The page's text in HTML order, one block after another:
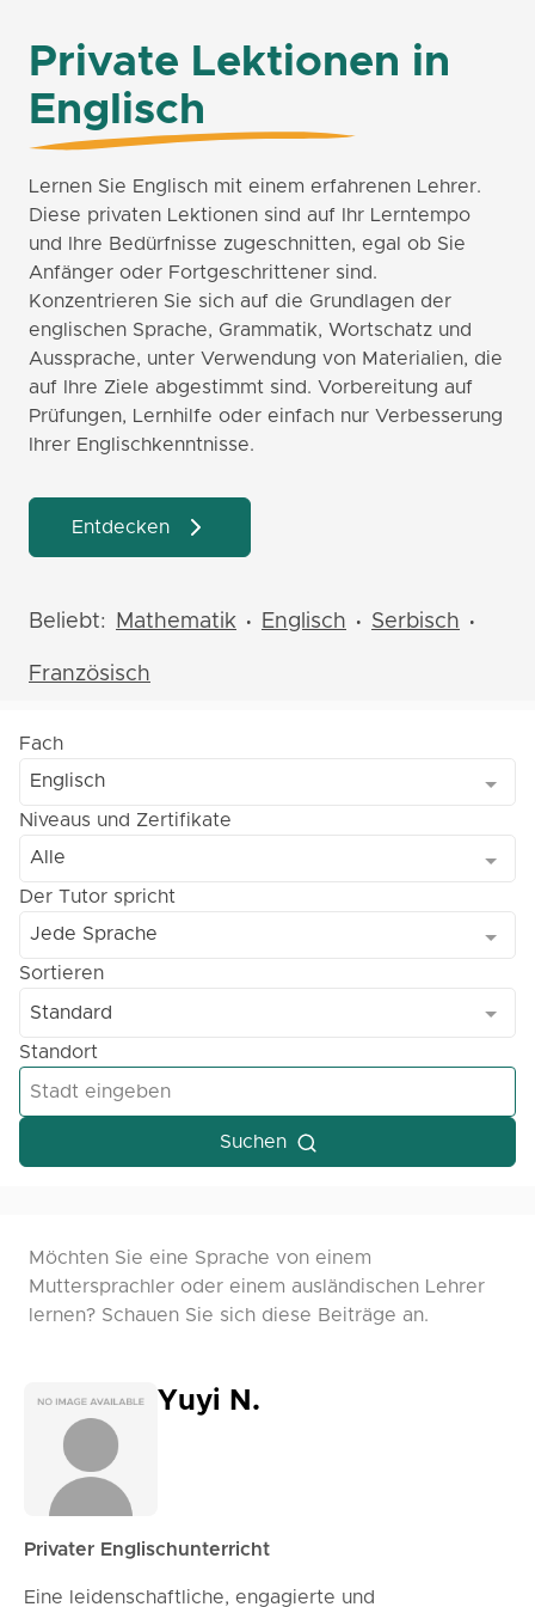
Private Lektionen in
Englisch
Lernen Sie Englisch mit einem erfahrenen Lehrer.
Diese privaten Lektionen sind auf Ihr Lerntempo
und Ihre Bedürfnisse zugeschnitten, egal ob Sie
Anfänger oder Fortgeschrittener sind.
Konzentrieren Sie sich auf die Grundlagen der
englischen Sprache, Grammatik, Wortschatz und
Aussprache, unter Verwendung von Materialien, die
auf Ihre Ziele abgestimmt sind. Vorbereitung auf
Prüfungen, Lernhilfe oder einfach nur Verbesserung
Ihrer Englischkenntnisse.
Entdecken
Beliebt: Mathematik • Englisch • Serbisch •
Französisch
Fach
Englisch
Niveaus und Zertifikate
Alle
Der Tutor spricht
Jede Sprache
Sortieren
Standard
Standort
Suchen
Möchten Sie eine Sprache von einem
Muttersprachler oder einem ausländischen Lehrer
lernen? Schauen Sie sich diese Beiträge an.
Yuyi N.
Privater Englischunterricht
Eine leidenschaftliche, engagierte und